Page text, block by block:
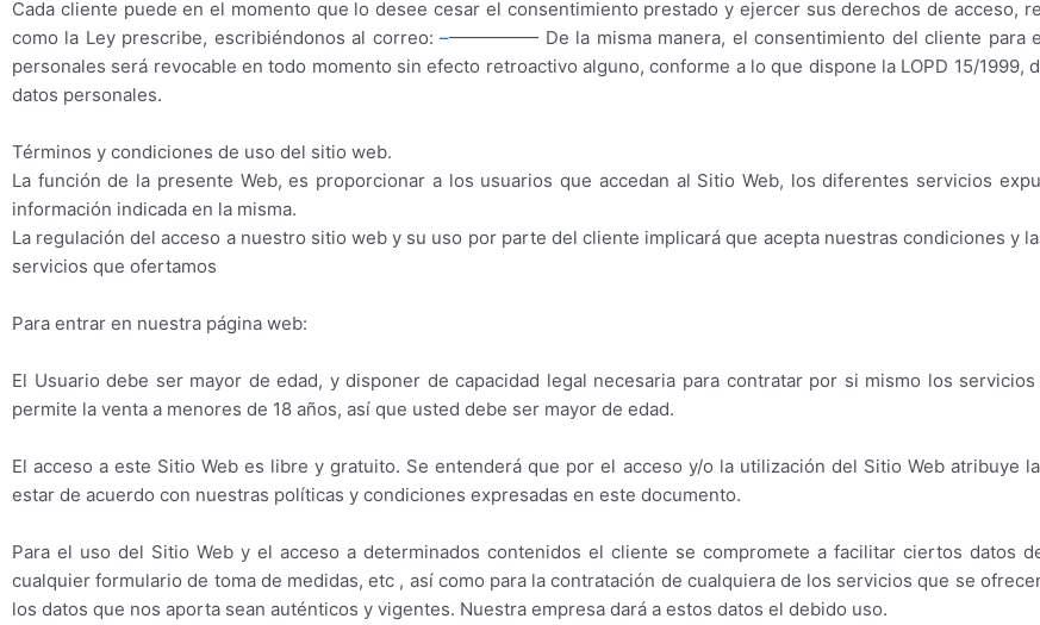
Cada cliente puede en el momento que lo desee cesar el consentimiento prestado y ejercer sus derechos de acceso,
como la Ley prescribe, escribiéndonos al correo:–————— De la misma manera, el consentimiento del cliente para
personales será revocable en todo momento sin efecto retroactivo alguno, conforme a lo que dispone la LOPD 15/1999,
datos personales.
Términos y condiciones de uso del sitio web.
La función de la presente Web, es proporcionar a los usuarios que accedan al Sitio Web, los diferentes servicios
información indicada en la misma.
La regulación del acceso a nuestro sitio web y su uso por parte del cliente implicará que acepta nuestras condiciones y
servicios que ofertamos
Para entrar en nuestra página web:
El Usuario debe ser mayor de edad, y disponer de capacidad legal necesaria para contratar por si mismo los
permite la venta a menores de 18 años, así que usted debe ser mayor de edad.
El acceso a este Sitio Web es libre y gratuito. Se entenderá que por el acceso y/o la utilización del Sitio Web atribuye
estar de acuerdo con nuestras políticas y condiciones expresadas en este documento.
Para el uso del Sitio Web y el acceso a determinados contenidos el cliente se compromete a facilitar ciertos datos
cualquier formulario de toma de medidas, etc , así como para la contratación de cualquiera de los servicios que se
los datos que nos aporta sean auténticos y vigentes. Nuestra empresa dará a estos datos el debido uso.